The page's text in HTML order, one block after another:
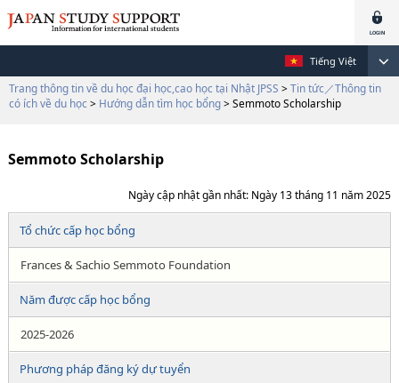
Tiếng Việt
Trang thông tin về du học đại học,cao học tại Nhật JPSS > Tin tức／Thông tin
có ích về du học > Hướng dẫn tìm học bổng> Semmoto Scholarship
Semmoto Scholarship
Ngày cập nhật gần nhất: Ngày 13 tháng 11 năm 2025
Tổ chức cấp học bổng
Frances & Sachio Semmoto Foundation
Năm được cấp học bổng
2025-2026
Phương pháp đăng ký dự tuyển